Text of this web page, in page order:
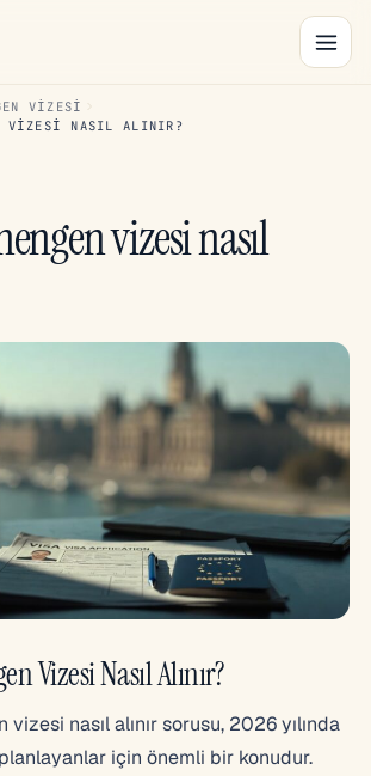
VIZESI
VIZESI NASIL ALINIR?
vizesi nasıl
Vizesi Nasıl Alınır?
nasıl alınır sorusu, 2026 yılında
için önemli bir konudur.